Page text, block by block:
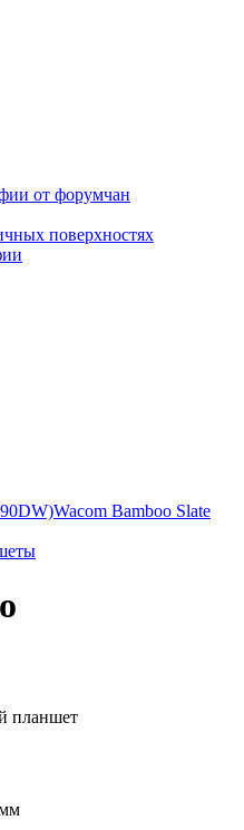
от форумчан
поверхностях
Wacom Bamboo Slate
планшет